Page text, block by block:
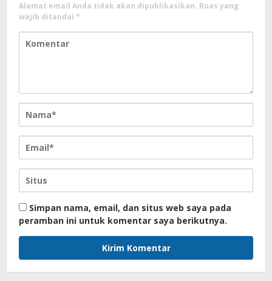
Alamat email Anda tidak akan dipublikasikan. Ruas yang
wajib ditandai *
Simpan nama, email, dan situs web saya pada
peramban ini untuk komentar saya berikutnya.